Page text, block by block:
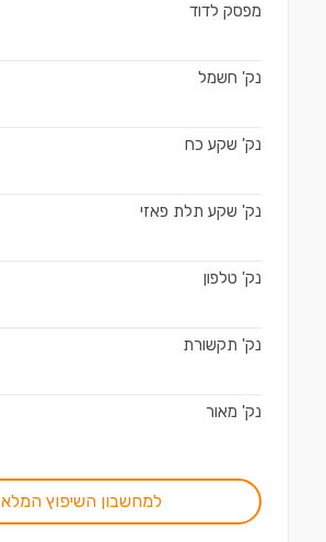
מפסק לדוד
נק' חשמל
נק' שקע כח
נק' שקע תלת פאזי
נק' טלפון
נק' תקשורת
נק' מאור
למחשבון השיפוץ המלא